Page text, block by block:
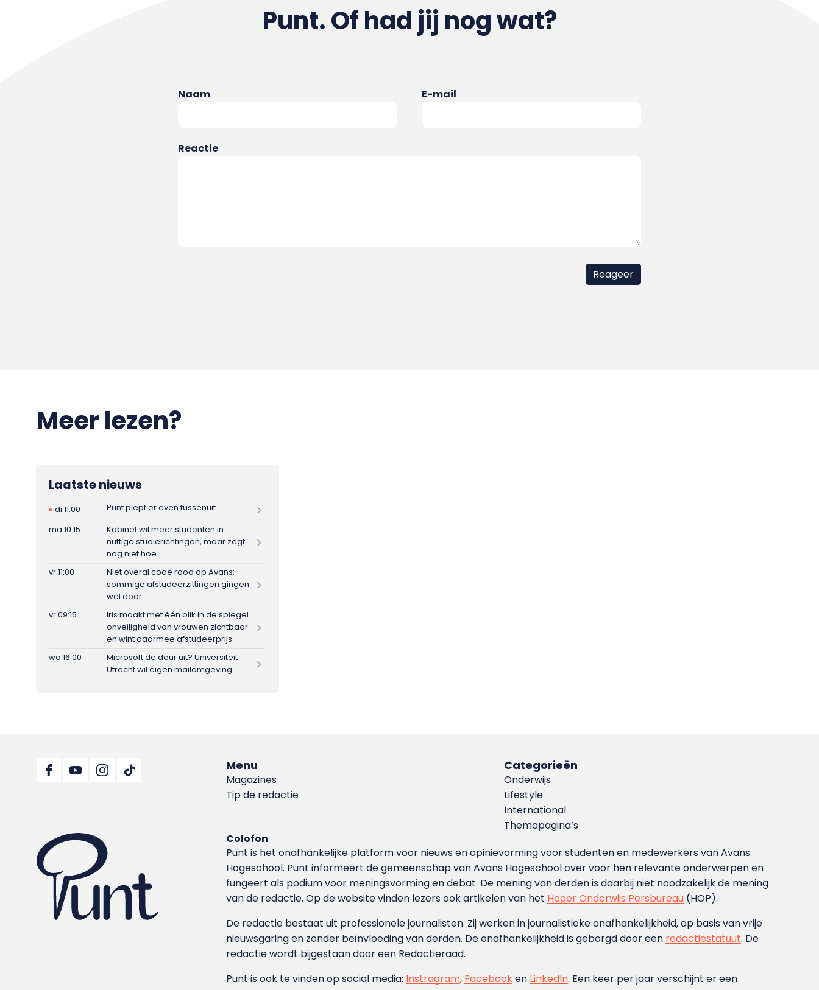
Punt. Of had jij nog wat?
Naam E-mail
Reactie
Meer lezen?
Laatste nieuws
di 11:00
Punt piept er even tussenuit
ma 10:15
Kabinet wil meer studenten in
nuttige studierichtingen, maar zegt
nog niet hoe
vr 11:00
Niet overal code rood op Avans:
sommige afstudeerzittingen gingen
wel door
vr 09:15
Iris maakt met één blik in de spiegel
onveiligheid van vrouwen zichtbaar
en wint daarmee afstudeerprijs
wo 16:00
Microsoft de deur uit? Universiteit
Utrecht wil eigen mailomgeving
Menu
Magazines
Tip de redactie
Categorieën
Onderwijs
Lifestyle
International
Themapagina’s
Colofon
Punt is het onafhankelijke platform voor nieuws en opinievorming voor studenten en medewerkers van Avans
Hoge­school. Punt informeert de gemeenschap van Avans Hogeschool over voor hen relevante onderwerpen en
fungeert als podium voor meningsvorming en debat. De mening van derden is daarbij niet noodzakelijk de mening
van de redactie. Op de website vinden lezers ook artikelen van het Hoger Onderwijs Persbureau (HOP).
De redactie bestaat uit professionele journalisten. Zij werken in journalistieke onafhankelijkheid, op basis van vrije
nieuwsgaring en zonder beïnvloeding van derden. De onafhankelijkheid is geborgd door een redactiestatuut. De
redactie wordt bijgestaan door een Redactieraad.
Punt is ook te vinden op social media: Instragram, Facebooken LinkedIn. Een keer per jaar verschijnt er een